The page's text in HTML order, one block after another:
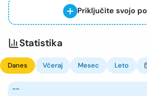
Priključite svojo
Statistika
Danes Včeraj Mesec Leto
--